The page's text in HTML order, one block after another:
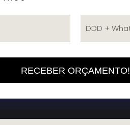
RECEBER ORÇAMENTO!